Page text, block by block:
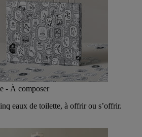
- À composer
eaux de toilette, à offrir ou s’offrir.